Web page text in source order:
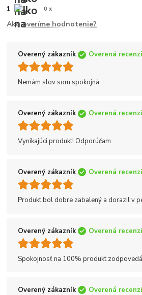
1 0 x
Ako overíme hodnotenie?
Overený zákazník Overená
Nemám slov som spokojná
Overený zákazník Overená
Vynikajúci produkt! Odporúčam
Overený zákazník Overená
Produkt bol dobre zabalený a dorazil v
Overený zákazník Overená
Spokojnosť na 100% produkt
Overený zákazník Overená